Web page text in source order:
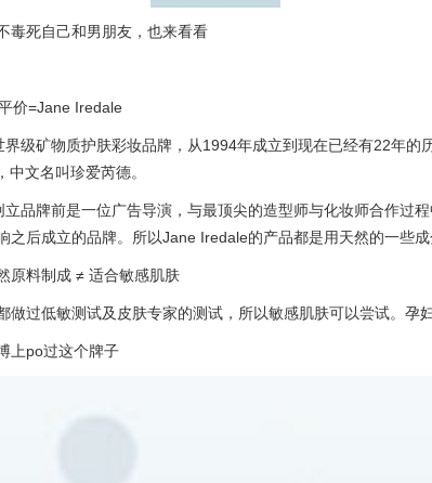
毒死自己和男朋友，也来看看
价=Jane Iredale
级矿物质护肤彩妆品牌，从1994年成立到现在已经有22年的
文名叫珍爱芮德。
品牌前是一位广告导演，与最顶尖的造型师与化妆师合作过
之后成立的品牌。所以Jane Iredale的产品都是用天然的一些成
原料制成 ≠ 适合敏感肌肤
做过低敏测试及皮肤专家的测试，所以敏感肌肤可以尝试。孕
上po过这个牌子